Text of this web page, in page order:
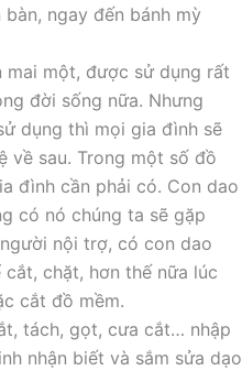
ngay đến bánh mỳ
một, được sử dụng rất
đời sống nữa. Nhưng
dụng thì mọi gia đình sẽ
về sau. Trong một số đồ
đình cần phải có. Con dao
có nó chúng ta sẽ gặp
nội trợ, có con dao
chặt, hơn thế nữa lúc
cắt đồ mềm.
tách, gọt, cưa cắt… nhập
nhận biết và sắm sửa dạo